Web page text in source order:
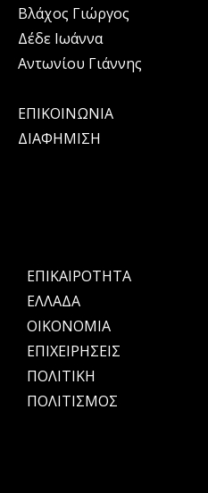
Βλάχος Γιώργος
Δέδε Ιωάννα
Αντωνίου Γιάννης
ΕΠΙΚΟΙΝΩΝΙΑ
ΔΙΑΦΗΜΙΣΗ
ΕΠΙΚΑΙΡΟΤΗΤΑ
ΕΛΛΑΔΑ
OIKONOMIA
ΕΠΙΧΕΙΡΗΣΕΙΣ
ΠΟΛΙΤΙΚΗ
ΠΟΛΙΤΙΣΜΟΣ